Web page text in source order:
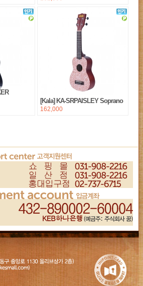
[Kala] KA-SRPAISLEY Soprano
162,000